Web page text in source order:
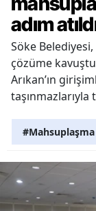
adım
Söke
çözüme
Arıkan’ın
taşınmazlarıyla
#Mahsuplaşma